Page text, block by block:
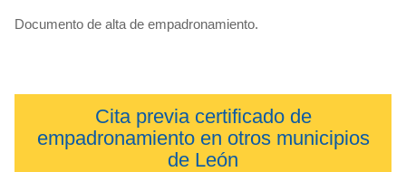
Documento de alta de empadronamiento.
Cita previa certificado de
empadronamiento en otros municipios
de León